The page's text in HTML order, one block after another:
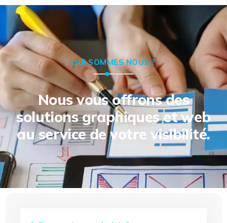
QUI SOMMES NOUS ?
Nous vous offrons des
solutions graphiques et web
au service de votre visibilité.